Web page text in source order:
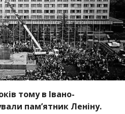
тому в Івано-
пам’ятник Леніну.